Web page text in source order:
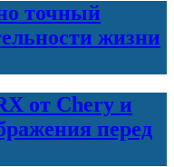
точный
жизни
от Chery и
перед